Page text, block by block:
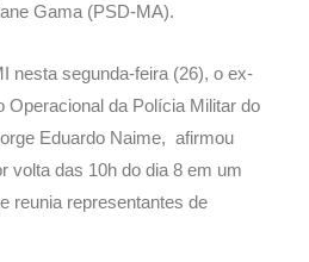
Gama (PSD-MA).
nesta segunda-feira (26), o ex-
Operacional da Polícia Militar do
Eduardo Naime, afirmou
volta das 10h do dia 8 em um
reunia representantes de